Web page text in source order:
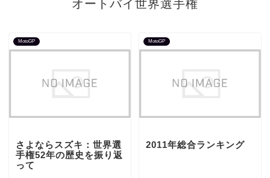
オートバイ世界選手権
MotoGP
さよならスズキ：世界選
手権52年の歴史を振り返
って
MotoGP
2011年総合ランキング